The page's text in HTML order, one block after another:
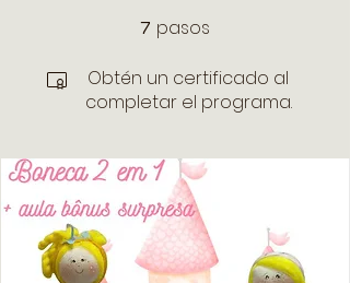
7 pasos
Obtén un certificado al
completar el programa.